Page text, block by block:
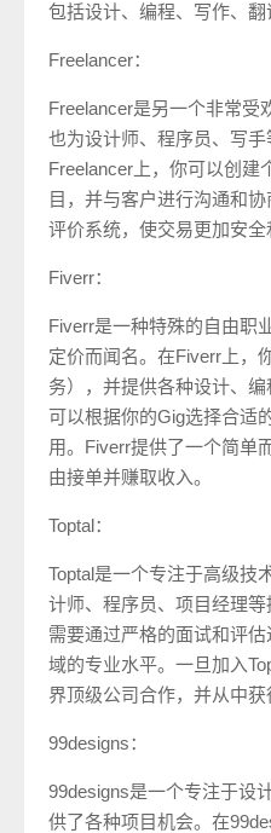
包括设计、编程、写作、翻
Freelancer：
Freelancer是另一个非常受
也为设计师、程序员、写
Freelancer上，你可以创建
目，并与客户进行沟通和
评价系统，使交易更加安全
Fiverr：
Fiverr是一种特殊的自由职
定价而闻名。在Fiverr上，
务），并提供各种设计、
可以根据你的Gig选择合适
用。Fiverr提供了一个简单
由接单并赚取收入。
Toptal：
Toptal是一个专注于高级技
计师、程序员、项目经理
需要通过严格的面试和评
域的专业水平。一旦加入
界顶级公司合作，并从中获
99designs：
99designs是一个专注于设
供了各种项目机会。在